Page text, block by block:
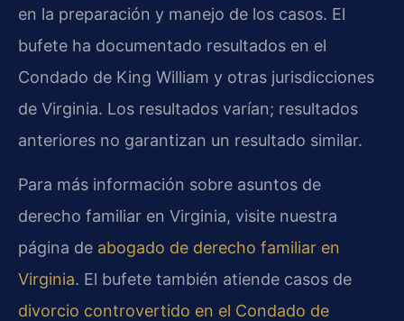
en la preparación y manejo de los casos. El
bufete ha documentado resultados en el
Condado de King William y otras jurisdicciones
de Virginia. Los resultados varían; resultados
anteriores no garantizan un resultado similar.
Para más información sobre asuntos de
derecho familiar en Virginia, visite nuestra
página de abogado de derecho familiar en
Virginia. El bufete también atiende casos de
divorcio controvertido en el Condado de